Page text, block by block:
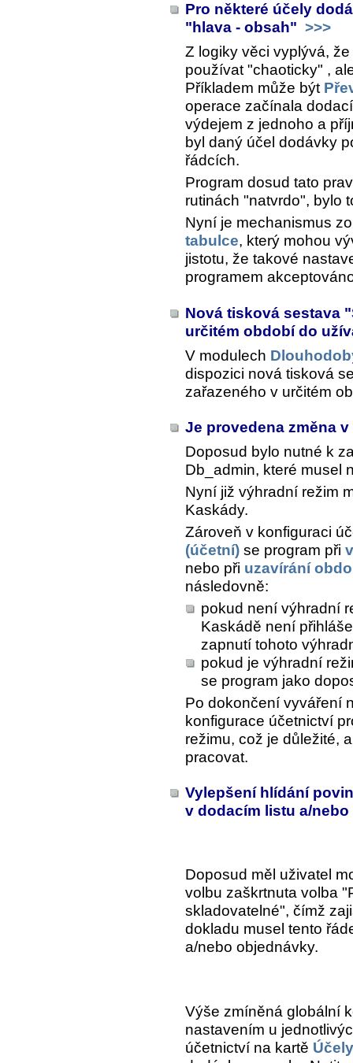
Pro některé účely
"hlava - obsah" >>>
Z logiky věci vyplývá,
používat "chaoticky" ,
Příkladem může být
operace začínala
výdejem z jednoho a
byl daný účel dodávky
řádcích.
Program dosud tato
rutinách "natvrdo", bylo
Nyní je mechanismus
tabulce, který mohou
jistotu, že takové
programem
Nová tisková sestava
určitém období do
V modulech
dispozici nová tisková
zařazeného v určitém
Je provedena změna
Doposud bylo nutné k
Db_admin, které musel
Nyní již výhradní režim
Kaskády.
Zároveň v konfiguraci
(účetní) se program při
nebo při uzavírání
následovně:
pokud není výhradní
Kaskádě není
zapnutí tohoto
pokud je výhradní
se program jako
Po dokončení vyváření
konfigurace účetnictví
režimu, což je důležité,
pracovat.
Vylepšení hlídání
v dodacím listu a/
Doposud měl uživatel
volbu zaškrtnuta volba
skladovatelné", čímž
dokladu musel tento
a/nebo objednávky.
Výše zmíněná globální
nastavením u
účetnictví na kartě